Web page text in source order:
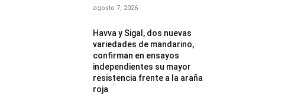
agosto 7, 2026
Havva y Sigal, dos nuevas
variedades de mandarino,
confirman en ensayos
independientes su mayor
resistencia frente a la araña
roja